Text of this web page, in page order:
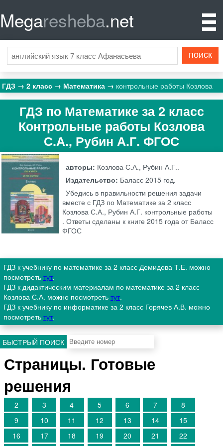
Megaresheba.net
ГДЗ 2 класс Математика контрольные работы Козлова
ГДЗ по Математике за 2 класс
Контрольные работы Козлова
С.А., Рубин А.Г. ФГОС
авторы: Козлова С.А., Рубин А.Г..
Издательство: Баласс 2015 год.
Убедись в правильности решения задачи
вместе с ГДЗ по Математике за 2 класс
Козлова С.А., Рубин А.Г. контрольные работы
. Ответы сделаны к книге 2015 года от Баласс
ФГОС
ГДЗ к учебнику по математике за 2 класс Демидова Т.Е. можно
посмотреть тут.
ГДЗ к дидактическим материалам по математике за 2 класс
Козлова С.А. можно посмотреть тут.
ГДЗ к учебнику по информатике за 2 класс Горячев А.В. можно
посмотреть тут.
БЫСТРЫЙ ПОИСК
Страницы. Готовые
решения
2 3 4 5 6 7
8
9
10 11 12 13 14
15
16
17 18 19 20 21
22